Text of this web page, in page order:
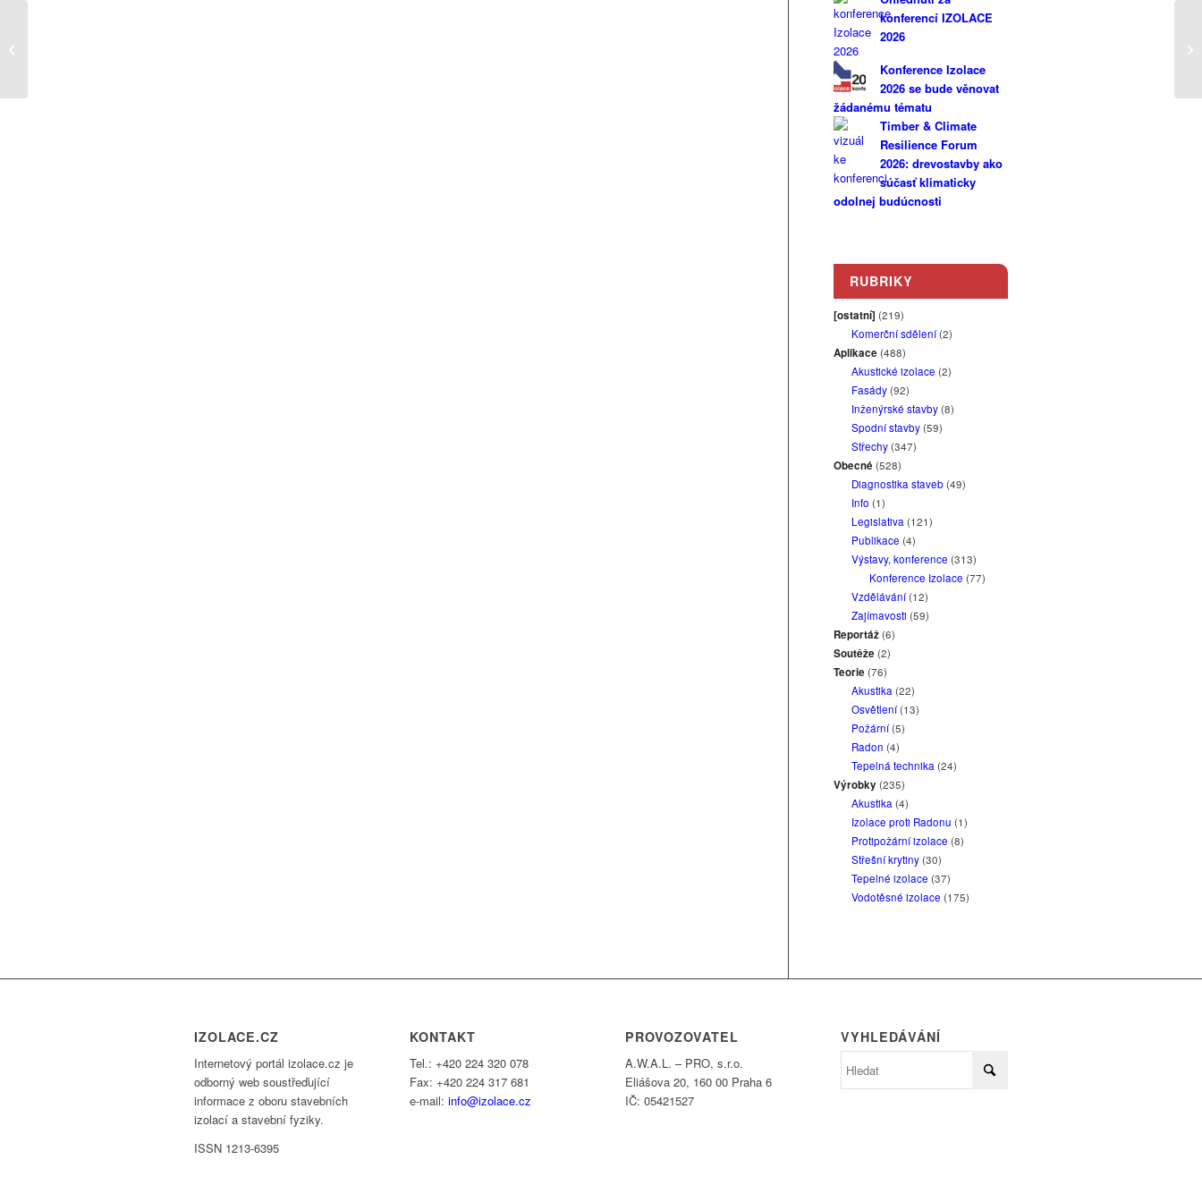
konferencí IZOLACE
2026
Konference Izolace
2026 se bude věnovat
žádanému tématu
Timber & Climate
Resilience Forum
2026: drevostavby ako
súčasť klimaticky
odolnej budúcnosti
RUBRIKY
[ostatní] (219)
Komerční sdělení(2)
Aplikace (488)
Akustické izolace (2)
Fasády(92)
Inženýrské stavby(8)
Spodní stavby(59)
Střechy(347)
Obecné (528)
Diagnostika staveb (49)
Info (1)
Legislativa (121)
Publikace (4)
Výstavy, konference (313)
Konference Izolace (77)
Vzdělávání(12)
Zajímavosti (59)
Reportáž(6)
Soutěže (2)
Teorie (76)
Akustika (22)
Osvětlení(13)
Požární(5)
Radon (4)
Tepelná technika (24)
Výrobky(235)
Akustika (4)
Izolace proti Radonu (1)
Protipožární izolace (8)
Střešní krytiny(30)
Tepelné izolace (37)
Vodotěsné izolace (175)
IZOLACE.CZ
Internetový portál izolace.cz je
odborný web soustřeďující
informace z oboru stavebních
izolací a stavební fyziky.
ISSN 1213-6395
KONTAKT
Tel.: +420 224 320 078
Fax: +420 224 317 681
e-mail:info@izolace.cz
PROVOZOVATEL
A.W.A.L. – PRO, s.r.o.
Eliášova 20, 160 00 Praha 6
IČ: 05421527
VYHLEDÁVÁNÍ